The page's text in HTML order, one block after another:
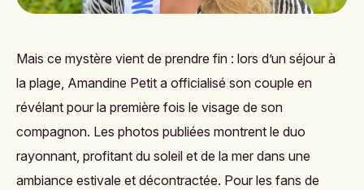
Mais ce mystère vient de prendre fin : lors d’un séjour à
la plage, Amandine Petit a officialisé son couple en
révélant pour la première fois le visage de son
compagnon. Les photos publiées montrent le duo
rayonnant, profitant du soleil et de la mer dans une
ambiance estivale et décontractée. Pour les fans de